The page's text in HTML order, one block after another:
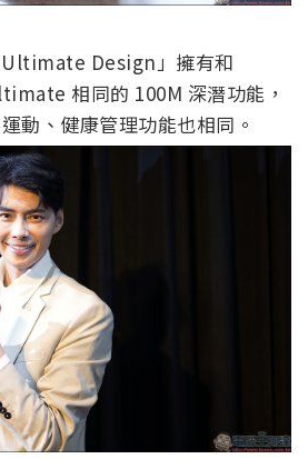
Ultimate Design」擁有和
相同的 100M 深潛功能，
動、健康管理功能也相同。